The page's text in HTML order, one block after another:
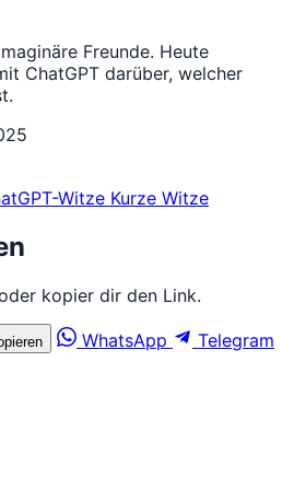
Freunde. Heute
ChatGPT darüber, welcher
Witze Kurze Witze
kopier dir den Link.
WhatsApp
Telegram